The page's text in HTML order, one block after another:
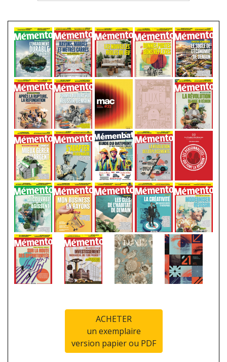
ACHETER
un exemplaire
version papier ou PDF